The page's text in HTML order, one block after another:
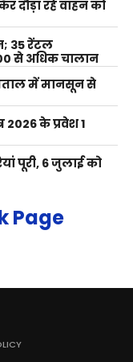
दौड़ा रहे वाहन को
35 रेंटल
से अधिक चालान
में मानसून से
2026 के प्रवेश 1
पूरी, 6 जुलाई को
Page